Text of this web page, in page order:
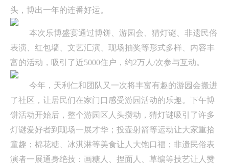
头，博出一年的连番好运。
本次乐博盛宴通过博饼、游园会、猜灯谜、非遗民俗
表演、红包墙、文艺汇演、现场抽奖等形式多样、内容丰
富的活动，吸引了近5000住户，约2万人/次参与互动。
今年，天利仁和团队又一次将丰富有趣的游园会搬进
了社区，让居民们在家门口感受游园活动的乐趣。下午博
饼活动开始后，整个游园区人头攒动，猜灯谜吸引了许多
灯谜爱好者到现场一展才华；投壶射箭等运动让大家重拾
童趣；棉花糖、冰淇淋等美食让人大饱口福；非遗民俗表
演者一展通身绝技：画糖人、捏面人、草编等技艺让人赞
物业及多元服务
企业文化
联系我们